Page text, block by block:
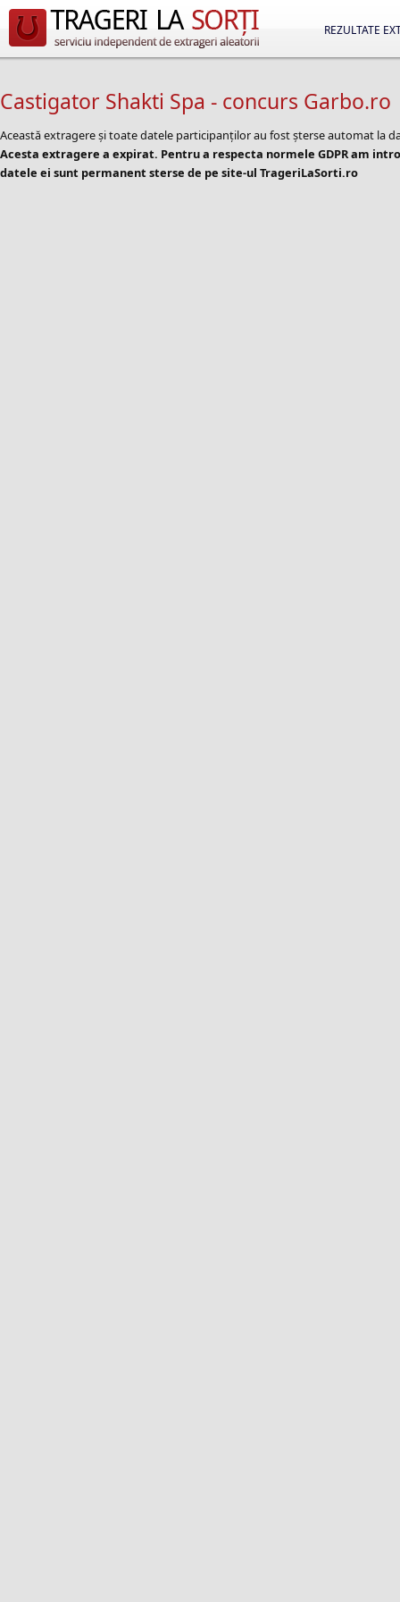
REZULTATE
Castigator Shakti Spa - concurs Garbo.ro
Această extragere și toate datele participanților au fost șterse automat la
Acesta extragere a expirat. Pentru a respecta normele GDPR am
datele ei sunt permanent sterse de pe site-ul TrageriLaSorti.ro